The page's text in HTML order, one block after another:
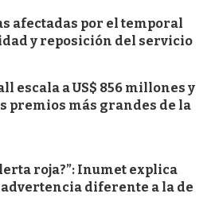
afectadas por el temporal
y reposición del servicio
escala a US$ 856 millones y
premios más grandes de la
roja?”: Inumet explica
diferente a la de